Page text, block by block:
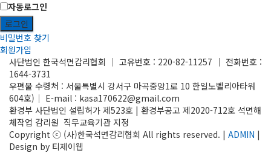
자동로그인
로그인
비밀번호 찾기
회원가입
사단법인 한국석면감리협회 │ 고유번호 : 220-82-11257 │ 전화번호 :
1644-3731
우편물 수령처 : 서울특별시 강서구 마곡중앙1로 10 한일노벨리아타워
604호)│ E-mail : kasa170622@gmail.com
환경부 사단법인 설립허가 제523호 | 환경부공고 제2020-712호 석면해
체작업 감리원 직무교육기관 지정
Copyright ⓒ (사)한국석면감리협회 All rights reserved. | ADMIN |
Design by 티제이웹